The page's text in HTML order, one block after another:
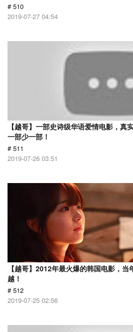
# 510
2019-07-27 04:54
【越哥】一部史诗级华语爱情电影，真
一部少一部！
# 511
2019-07-26 03:51
【越哥】2012年最火爆的韩国电影，
越！
# 512
2019-07-25 02:56